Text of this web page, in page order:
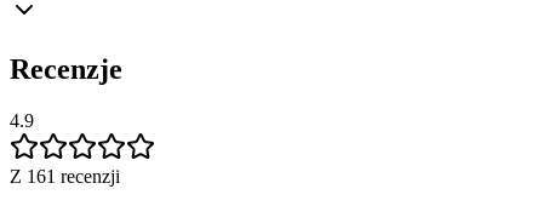
Recenzje
4.9
Z 161 recenzji